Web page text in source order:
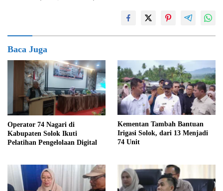
Baca Juga
Operator 74 Nagari di
Kabupaten Solok Ikuti
Pelatihan Pengelolaan Digital
Kementan Tambah Bantuan
Irigasi Solok, dari 13 Menjadi
74 Unit